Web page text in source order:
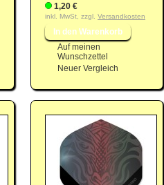
1,20 €
inkl. MwSt, zzgl. Versandkosten
Auf meinen
Wunschzettel
Neuer Vergleich